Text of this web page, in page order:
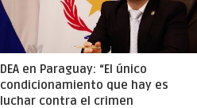
DEA en Paraguay: “El único
condicionamiento que hay es
luchar contra el crimen